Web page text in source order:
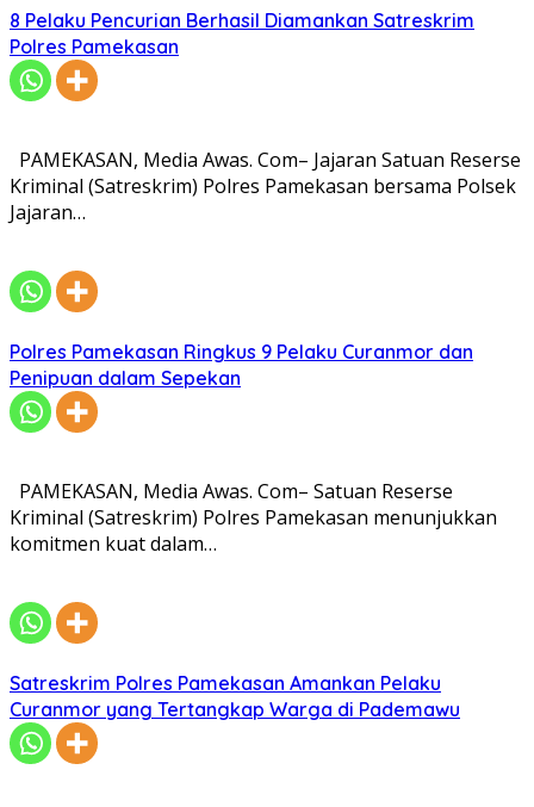
8 Pelaku Pencurian Berhasil Diamankan Satreskrim
Polres Pamekasan
PAMEKASAN, Media Awas. Com– Jajaran Satuan Reserse
Kriminal (Satreskrim) Polres Pamekasan bersama Polsek
Jajaran…
Polres Pamekasan Ringkus 9 Pelaku Curanmor dan
Penipuan dalam Sepekan
​PAMEKASAN, Media Awas. Com– Satuan Reserse
Kriminal (Satreskrim) Polres Pamekasan menunjukkan
komitmen kuat dalam…
Satreskrim Polres Pamekasan Amankan Pelaku
Curanmor yang Tertangkap Warga di Pademawu